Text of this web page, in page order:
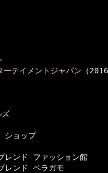
ーテイメントジャパン （
ズ
ョップ
ド ファッション館
ド ペラガモ